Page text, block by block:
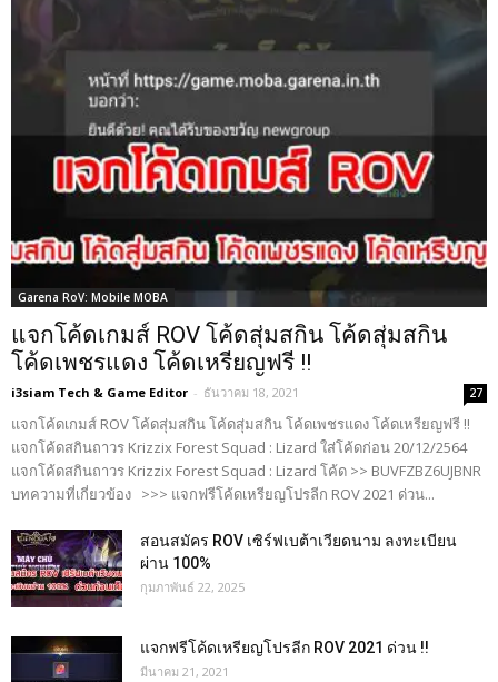
Garena RoV: Mobile MOBA
แจกโค้ดเกมส์ ROV โค้ดสุ่มสกิน โค้ดสุ่มสกิน
โค้ดเพชรแดง โค้ดเหรียญฟรี !!
i3siam Tech & Game Editor - ธันวาคม 18, 2021 27
แจกโค้ดเกมส์ ROV โค้ดสุ่มสกิน โค้ดสุ่มสกิน โค้ดเพชรแดง โค้ดเหรียญฟรี !!
แจกโค้ดสกินถาวร Krizzix Forest Squad : Lizard ใส่โค้ดก่อน 20/12/2564
แจกโค้ดสกินถาวร Krizzix Forest Squad : Lizard โค้ด >> BUVFZBZ6UJBNR
บทความที่เกี่ยวข้อง >>> แจกฟรีโค้ดเหรียญโปรลีก ROV 2021 ด่วน...
สอนสมัคร ROV เซิร์ฟเบต้าเวียดนาม ลงทะเบียน
ผ่าน 100%
กุมภาพันธ์ 22, 2025
แจกฟรีโค้ดเหรียญโปรลีก ROV 2021 ด่วน !!
มีนาคม 21, 2021